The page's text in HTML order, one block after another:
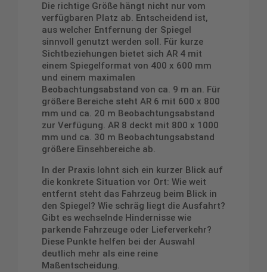
Die richtige Größe hängt nicht nur vom
verfügbaren Platz ab. Entscheidend ist,
aus welcher Entfernung der Spiegel
sinnvoll genutzt werden soll. Für kurze
Sichtbeziehungen bietet sich AR 4 mit
einem Spiegelformat von 400 x 600 mm
und einem maximalen
Beobachtungsabstand von ca. 9 m an. Für
größere Bereiche steht AR 6 mit 600 x 800
mm und ca. 20 m Beobachtungsabstand
zur Verfügung. AR 8 deckt mit 800 x 1000
mm und ca. 30 m Beobachtungsabstand
größere Einsehbereiche ab.
In der Praxis lohnt sich ein kurzer Blick auf
die konkrete Situation vor Ort: Wie weit
entfernt steht das Fahrzeug beim Blick in
den Spiegel? Wie schräg liegt die Ausfahrt?
Gibt es wechselnde Hindernisse wie
parkende Fahrzeuge oder Lieferverkehr?
Diese Punkte helfen bei der Auswahl
deutlich mehr als eine reine
Maßentscheidung.